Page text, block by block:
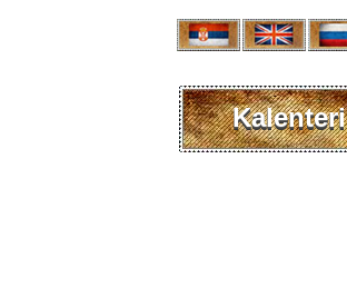
Kalenteri